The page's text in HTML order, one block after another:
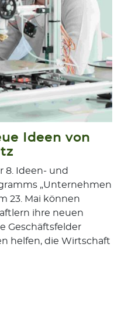
Ideen von
8. Ideen- und
„Unternehmen
23. Mai können
ihre neuen
Geschäftsfelder
helfen, die Wirtschaft